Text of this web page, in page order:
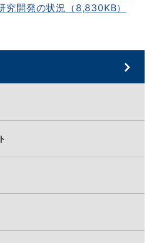
究開発の状況（8,830KB）